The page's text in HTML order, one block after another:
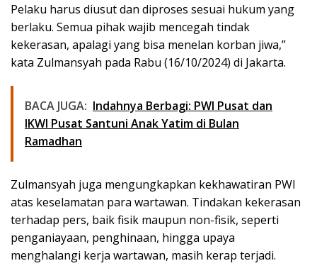
Pelaku harus diusut dan diproses sesuai hukum yang
berlaku. Semua pihak wajib mencegah tindak
kekerasan, apalagi yang bisa menelan korban jiwa,”
kata Zulmansyah pada Rabu (16/10/2024) di Jakarta.
BACA JUGA: Indahnya Berbagi: PWI Pusat dan
IKWI Pusat Santuni Anak Yatim di Bulan
Ramadhan
Zulmansyah juga mengungkapkan kekhawatiran PWI
atas keselamatan para wartawan. Tindakan kekerasan
terhadap pers, baik fisik maupun non-fisik, seperti
penganiayaan, penghinaan, hingga upaya
menghalangi kerja wartawan, masih kerap terjadi.